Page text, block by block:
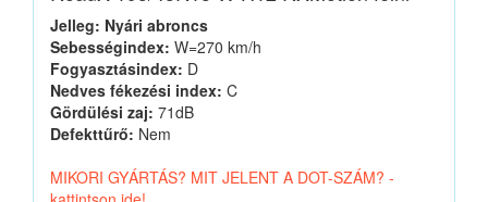
Jelleg: Nyári abroncs
Sebességindex: W=270 km/h
Fogyasztásindex: D
Nedves fékezési index: C
Gördülési zaj: 71dB
Defekttűrő: Nem
MIKORI GYÁRTÁS? MIT JELENT A DOT-SZÁM? -